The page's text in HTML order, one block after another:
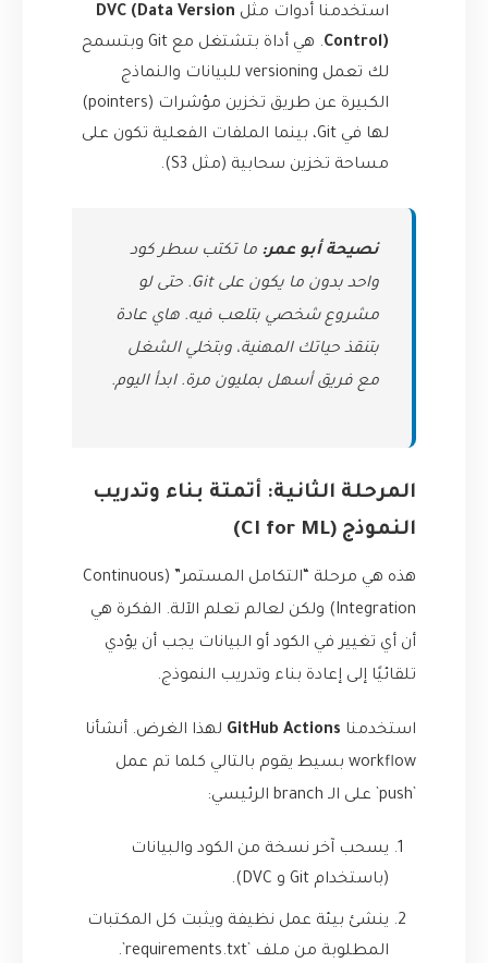
استخدمنا أدوات مثل DVC (Data Version
Control)
. هي أداة بتشتغل مع Git وبتسمح
لك تعمل versioning للبيانات والنماذج
الكبيرة عن طريق تخزين مؤشرات (pointers)
لها في Git، بينما الملفات الفعلية تكون على
مساحة تخزين سحابية (مثل S3).
نصيحة أبو عمر: ما تكتب سطر كود
واحد بدون ما يكون على Git. حتى لو
مشروع شخصي بتلعب فيه. هاي عادة
بتنقذ حياتك المهنية، وبتخلي الشغل
مع فريق أسهل بمليون مرة. ابدأ اليوم.
المرحلة الثانية: أتمتة بناء وتدريب
النموذج (CI for ML)
هذه هي مرحلة “التكامل المستمر” (Continuous
Integration) ولكن لعالم تعلم الآلة. الفكرة هي
أن أي تغيير في الكود أو البيانات يجب أن يؤدي
تلقائيًا إلى إعادة بناء وتدريب النموذج.
استخدمنا GitHub Actions لهذا الغرض. أنشأنا
workflow بسيط يقوم بالتالي كلما تم عمل
يسحب آخر نسخة من الكود والبيانات
(باستخدام Git و DVC).
ينشئ بيئة عمل نظيفة ويثبت كل المكتبات
المطلوبة من ملف `requirements.txt`.